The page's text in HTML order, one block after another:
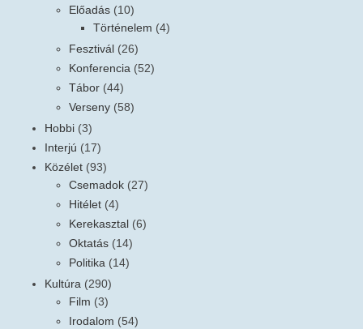
Előadás (10)
Történelem (4)
Fesztivál (26)
Konferencia (52)
Tábor (44)
Verseny (58)
Hobbi (3)
Interjú (17)
Közélet (93)
Csemadok (27)
Hitélet (4)
Kerekasztal (6)
Oktatás (14)
Politika (14)
Kultúra (290)
Film (3)
Irodalom (54)